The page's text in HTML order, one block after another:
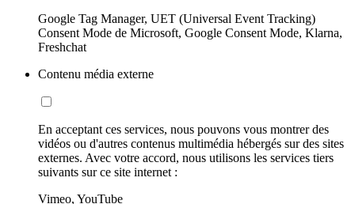
Google Tag Manager, UET (Universal Event Tracking)
Consent Mode de Microsoft, Google Consent Mode, Klarna,
Freshchat
Contenu média externe
En acceptant ces services, nous pouvons vous montrer des
vidéos ou d'autres contenus multimédia hébergés sur des sites
externes. Avec votre accord, nous utilisons les services tiers
suivants sur ce site internet :
Vimeo, YouTube